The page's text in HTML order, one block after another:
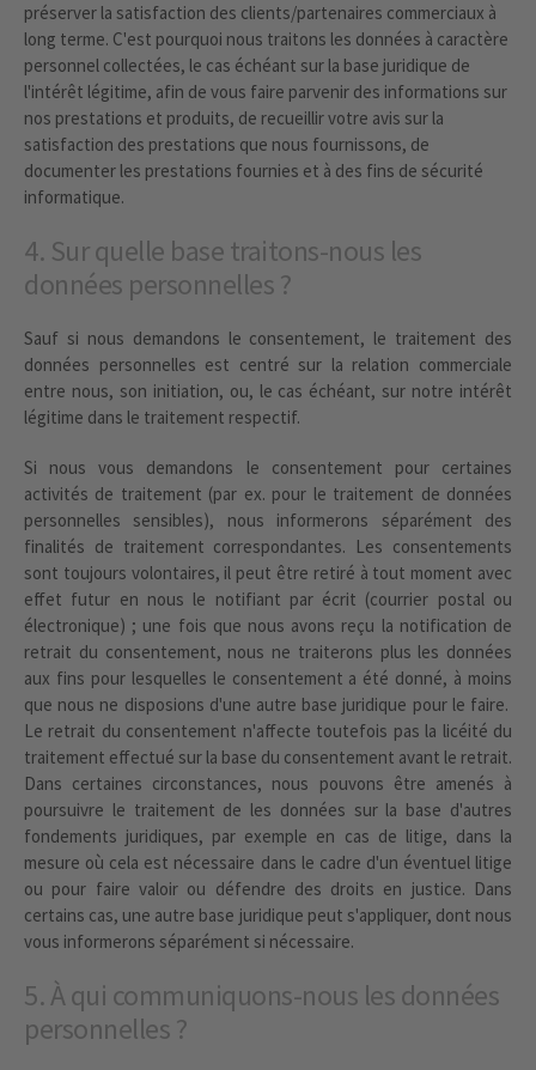
préserver la satisfaction des clients/partenaires commerciaux à
long terme. C'est pourquoi nous traitons les données à caractère
personnel collectées, le cas échéant sur la base juridique de
l'intérêt légitime, afin de vous faire parvenir des informations sur
nos prestations et produits, de recueillir votre avis sur la
satisfaction des prestations que nous fournissons, de
documenter les prestations fournies et à des fins de sécurité
informatique.
4. Sur quelle base traitons-nous les
données personnelles ?
Sauf si nous demandons le consentement, le traitement des
données personnelles est centré sur la relation commerciale
entre nous, son initiation, ou, le cas échéant, sur notre intérêt
légitime dans le traitement respectif.
Si nous vous demandons le consentement pour certaines
activités de traitement (par ex. pour le traitement de données
personnelles sensibles), nous informerons séparément des
finalités de traitement correspondantes. Les consentements
sont toujours volontaires, il peut être retiré à tout moment avec
effet futur en nous le notifiant par écrit (courrier postal ou
électronique) ; une fois que nous avons reçu la notification de
retrait du consentement, nous ne traiterons plus les données
aux fins pour lesquelles le consentement a été donné, à moins
que nous ne disposions d'une autre base juridique pour le faire.
Le retrait du consentement n'affecte toutefois pas la licéité du
traitement effectué sur la base du consentement avant le retrait.
Dans certaines circonstances, nous pouvons être amenés à
poursuivre le traitement de les données sur la base d'autres
fondements juridiques, par exemple en cas de litige, dans la
mesure où cela est nécessaire dans le cadre d'un éventuel litige
ou pour faire valoir ou défendre des droits en justice. Dans
certains cas, une autre base juridique peut s'appliquer, dont nous
vous informerons séparément si nécessaire.
5. À qui communiquons-nous les données
personnelles ?